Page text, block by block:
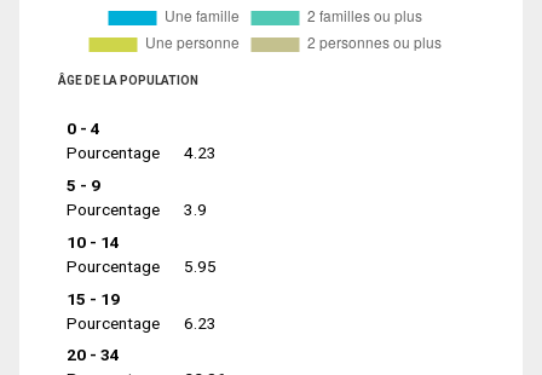
ÂGE DE LA POPULATION
0 - 4
Pourcentage
4.23
5 - 9
Pourcentage
3.9
10 - 14
Pourcentage
5.95
15 - 19
Pourcentage
6.23
20 - 34